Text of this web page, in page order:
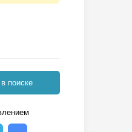
поиске